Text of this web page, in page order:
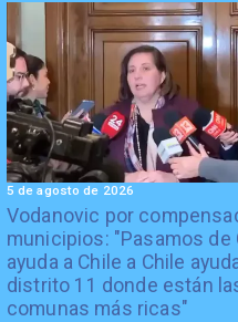
Vodanovic por
municipios: "Pasamos de
ayuda a Chile a Chile
distrito 11 donde están
comunas más ricas"
5 de agosto de 2026